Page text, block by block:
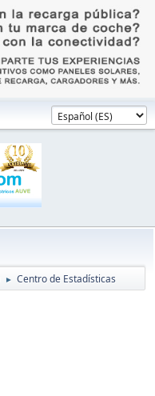
► Centro de Estadísticas